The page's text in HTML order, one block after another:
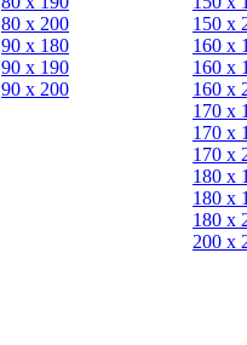
80 x 200
90 х 180
90 x 190
90 x 200
150 х
160 х
160 х
160 х
170 х
170 х
170 х
180 х
180 х
180 х
200 x